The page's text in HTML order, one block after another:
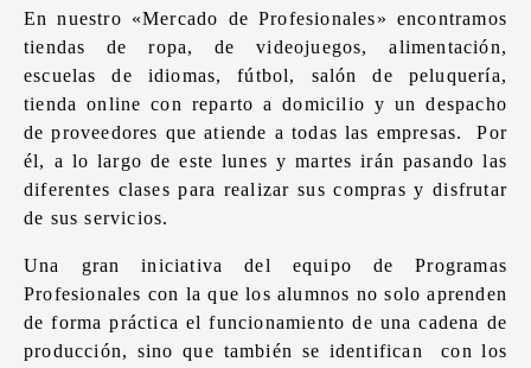
En nuestro «Mercado de Profesionales» encontramos
tiendas de ropa, de videojuegos, alimentación,
escuelas de idiomas, fútbol, salón de peluquería,
tienda online con reparto a domicilio y un despacho
de proveedores que atiende a todas las empresas. Por
él, a lo largo de este lunes y martes irán pasando las
diferentes clases para realizar sus compras y disfrutar
de sus servicios.
Una gran iniciativa del equipo de Programas
Profesionales con la que los alumnos no solo aprenden
de forma práctica el funcionamiento de una cadena de
producción, sino que también se identifican con los